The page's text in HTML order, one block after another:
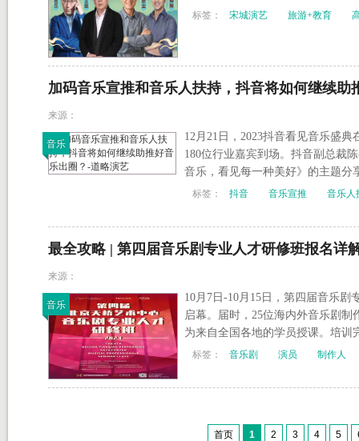
标签： 宋城演艺 旅游+教育
加码音乐宣推和音乐人扶持，抖音将如何继续助
来源：
音乐
12月21日，2023抖音看见音乐盛
180位行业嘉宾到场。抖音副总裁
音乐，看见每一种美好》的主题
标签： 抖音 音乐宣推 音乐人
最全攻略 | 第四届音乐剧专业人才研修班报名详
来源：
音乐
10月7日-10月15日，第四届音乐
启幕。届时，25位海内外音乐剧
为来自全国各地的学员授课。培
标签： 音乐剧 演员 制作人
首页 1 2 3 4 5